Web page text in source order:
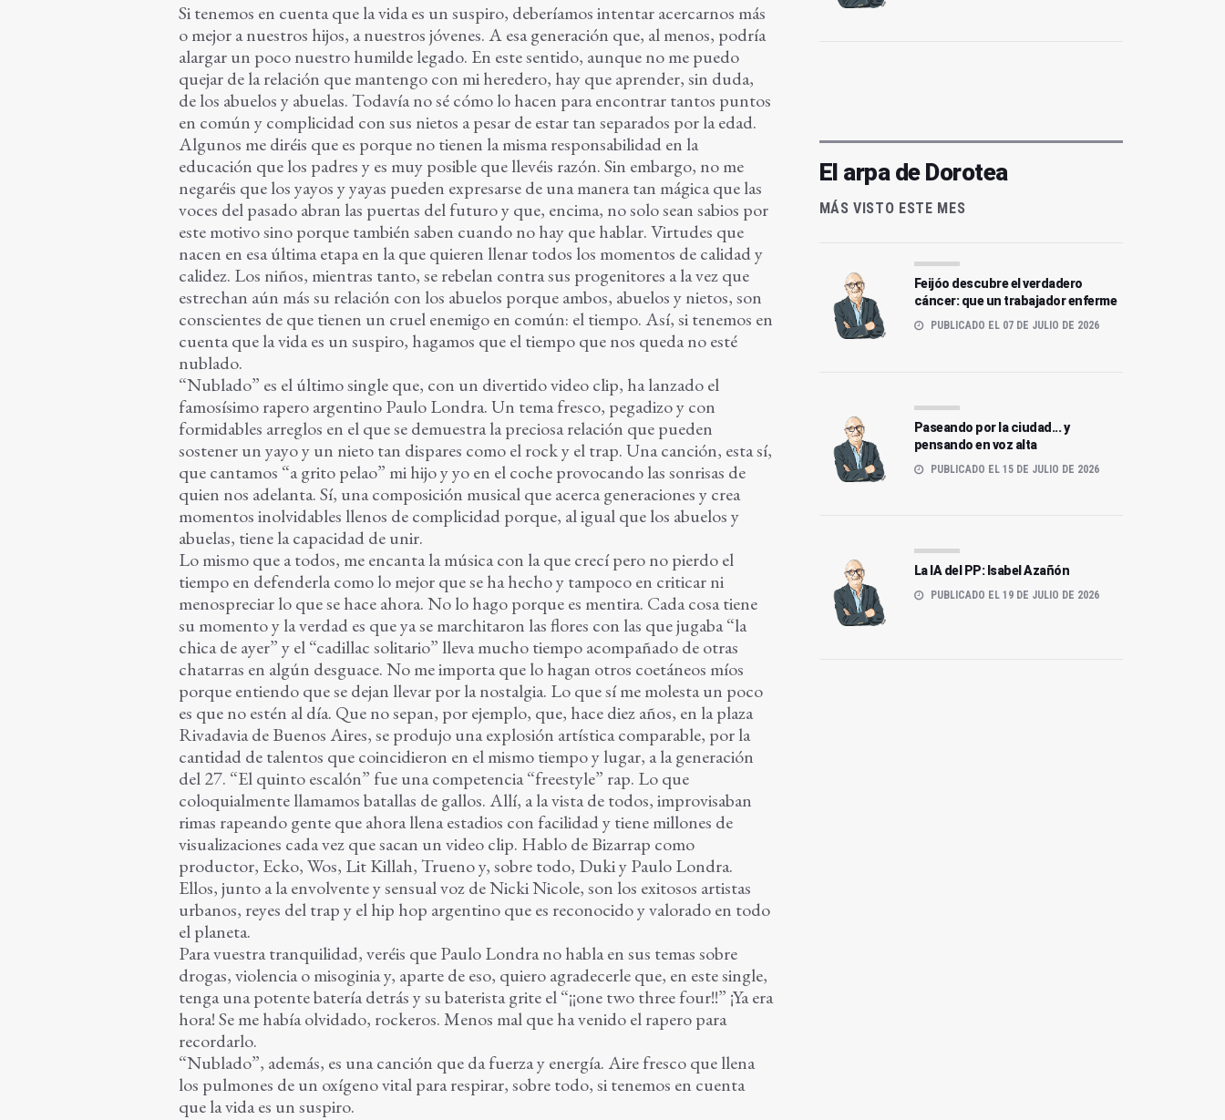
Si tenemos en cuenta que la vida es un suspiro, deberíamos intentar acercarnos más
o mejor a nuestros hijos, a nuestros jóvenes. A esa generación que, al menos, podría
alargar un poco nuestro humilde legado. En este sentido, aunque no me puedo
quejar de la relación que mantengo con mi heredero, hay que aprender, sin duda,
de los abuelos y abuelas. Todavía no sé cómo lo hacen para encontrar tantos puntos
en común y complicidad con sus nietos a pesar de estar tan separados por la edad.
Algunos me diréis que es porque no tienen la misma responsabilidad en la
educación que los padres y es muy posible que llevéis razón. Sin embargo, no me
negaréis que los yayos y yayas pueden expresarse de una manera tan mágica que las
voces del pasado abran las puertas del futuro y que, encima, no solo sean sabios por
este motivo sino porque también saben cuando no hay que hablar. Virtudes que
nacen en esa última etapa en la que quieren llenar todos los momentos de calidad y
calidez. Los niños, mientras tanto, se rebelan contra sus progenitores a la vez que
estrechan aún más su relación con los abuelos porque ambos, abuelos y nietos, son
conscientes de que tienen un cruel enemigo en común: el tiempo. Así, si tenemos en
cuenta que la vida es un suspiro, hagamos que el tiempo que nos queda no esté
nublado.
“Nublado” es el último single que, con un divertido video clip, ha lanzado el
famosísimo rapero argentino Paulo Londra. Un tema fresco, pegadizo y con
formidables arreglos en el que se demuestra la preciosa relación que pueden
sostener un yayo y un nieto tan dispares como el rock y el trap. Una canción, esta sí,
que cantamos “a grito pelao” mi hijo y yo en el coche provocando las sonrisas de
quien nos adelanta. Sí, una composición musical que acerca generaciones y crea
momentos inolvidables llenos de complicidad porque, al igual que los abuelos y
abuelas, tiene la capacidad de unir.
Lo mismo que a todos, me encanta la música con la que crecí pero no pierdo el
tiempo en defenderla como lo mejor que se ha hecho y tampoco en criticar ni
menospreciar lo que se hace ahora. No lo hago porque es mentira. Cada cosa tiene
su momento y la verdad es que ya se marchitaron las flores con las que jugaba “la
chica de ayer” y el “cadillac solitario” lleva mucho tiempo acompañado de otras
chatarras en algún desguace. No me importa que lo hagan otros coetáneos míos
porque entiendo que se dejan llevar por la nostalgia. Lo que sí me molesta un poco
es que no estén al día. Que no sepan, por ejemplo, que, hace diez años, en la plaza
Rivadavia de Buenos Aires, se produjo una explosión artística comparable, por la
cantidad de talentos que coincidieron en el mismo tiempo y lugar, a la generación
del 27. “El quinto escalón” fue una competencia “freestyle” rap. Lo que
coloquialmente llamamos batallas de gallos. Allí, a la vista de todos, improvisaban
rimas rapeando gente que ahora llena estadios con facilidad y tiene millones de
visualizaciones cada vez que sacan un video clip. Hablo de Bizarrap como
productor, Ecko, Wos, Lit Killah, Trueno y, sobre todo, Duki y Paulo Londra.
Ellos, junto a la envolvente y sensual voz de Nicki Nicole, son los exitosos artistas
urbanos, reyes del trap y el hip hop argentino que es reconocido y valorado en todo
el planeta.
Para vuestra tranquilidad, veréis que Paulo Londra no habla en sus temas sobre
drogas, violencia o misoginia y, aparte de eso, quiero agradecerle que, en este single,
tenga una potente batería detrás y su baterista grite el “¡¡one two three four!!” ¡Ya era
hora! Se me había olvidado, rockeros. Menos mal que ha venido el rapero para
recordarlo.
“Nublado”, además, es una canción que da fuerza y energía. Aire fresco que llena
los pulmones de un oxígeno vital para respirar, sobre todo, si tenemos en cuenta
que la vida es un suspiro.
El arpa de Dorotea
MÁS VISTO ESTE MES
Feijóo descubre el verdadero
cáncer: que un trabajador enferme
PUBLICADO EL 07 DE JULIO DE 2026
Paseando por la ciudad... y
pensando en voz alta
PUBLICADO EL 15 DE JULIO DE 2026
La IA del PP: Isabel Azañón
PUBLICADO EL 19 DE JULIO DE 2026